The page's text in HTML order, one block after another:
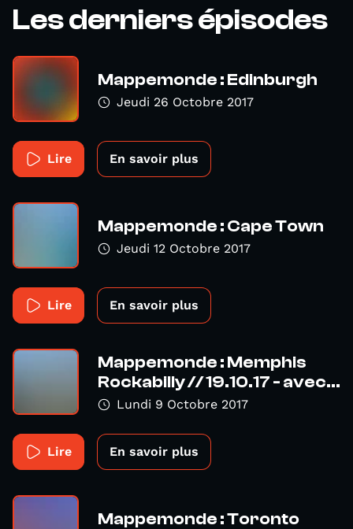
Les derniers épisodes
Mappemonde : Edinburgh
Jeudi 26 Octobre 2017
Lire En savoir plus
Mappemonde : Cape Town
Jeudi 12 Octobre 2017
Lire En savoir plus
Mappemonde : Memphis
Rockabilly // 19.10.17 - avec...
Lundi 9 Octobre 2017
Lire En savoir plus
Mappemonde : Toronto